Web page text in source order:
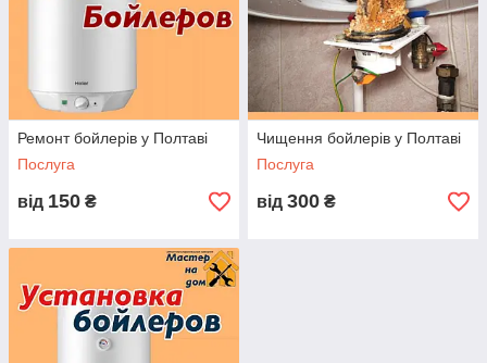
деталі бойлера зношуються і
виходять із ладу. Проблеми тут
Наша фірма «Майстер на будинок» надає Вам
висококваліфікованих фахівців із ремонту
водонагрівачів у Полтаві.
Вашого дзвінка, якщо Ви назвете йому марку бойлера та суть
проблеми, визначить поломку та зорієнтує за вартістю
ремонту.
Ремонт бойлерів у Полтаві
Послуга
від 150 ₴
Чищення бойлерів у Полтаві
Послуга
від 300 ₴